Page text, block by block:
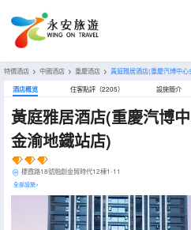
特價酒店 > 中國酒店 > 重慶酒店 > 黃庭雅居酒店(重慶汽博中心
酒店概览 住客點評（2205） 設施簡介
黃庭雅居酒店(重慶汽博
金渝地鐵站店)
棲霞路18號融創金貿時代12棟1-11
全部設施>